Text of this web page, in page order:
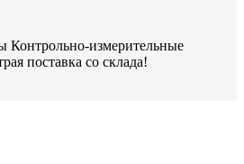
Контрольно-измерительные
поставка со склада!